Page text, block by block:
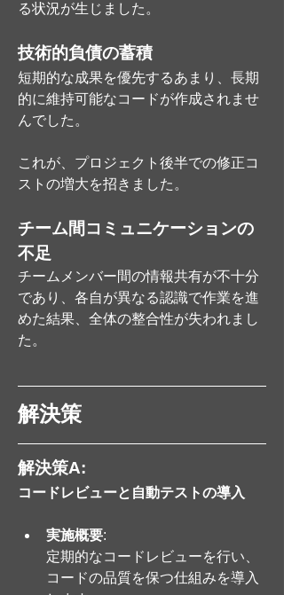
る状況が生じました。
技術的負債の蓄積
短期的な成果を優先するあまり、長期
的に維持可能なコードが作成されませ
んでした。
これが、プロジェクト後半での修正コ
ストの増大を招きました。
チーム間コミュニケーションの
不足
チームメンバー間の情報共有が不十分
であり、各自が異なる認識で作業を進
めた結果、全体の整合性が失われまし
た。
解決策
解決策A:
コードレビューと自動テストの導入
実施概要:
定期的なコードレビューを行い、
コードの品質を保つ仕組みを導入